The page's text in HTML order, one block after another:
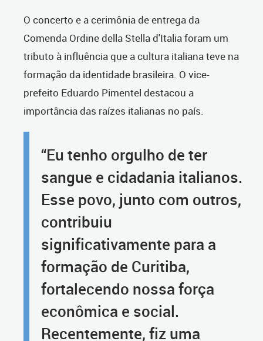
O concerto e a cerimônia de entrega da
Comenda Ordine della Stella d'Italia foram um
tributo à influência que a cultura italiana teve na
formação da identidade brasileira. O vice-
prefeito Eduardo Pimentel destacou a
importância das raízes italianas no país.
“Eu tenho orgulho de ter
sangue e cidadania italianos.
Esse povo, junto com outros,
contribuiu
significativamente para a
formação de Curitiba,
fortalecendo nossa força
econômica e social.
Recentemente, fiz uma